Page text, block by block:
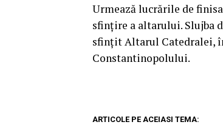
Urmează lucrările de
sfinţire a altarului. Slujba
sfinţit Altarul Catedralei,
Constantinopolului.
ARTICOLE PE ACEIASI TEMA: